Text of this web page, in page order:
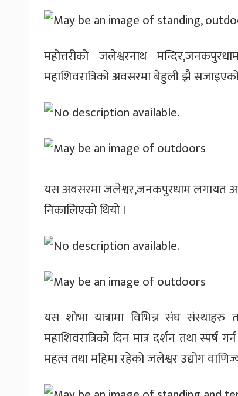
महोत्तरीको जलेश्वरनाथ
महाशिवरात्रिको अवसरमा बेहुली झै
यस अवसरमा जलेश्वर,जनकपुरधाम लगायत
निकालिएको थियो ।
यस शोभा यात्रामा विभिन्न संघ
महाशिवरात्रिको दिन मात्र दर्शन तथा
महत्व तथा महिमा रहेको जलेश्वर उद्योग